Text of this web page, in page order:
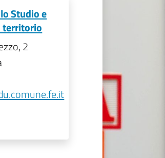
Studio e
territorio
2